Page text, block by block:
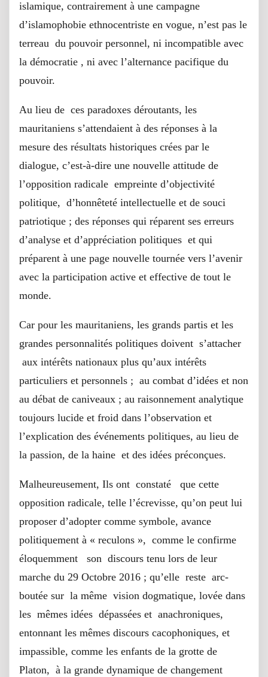
islamique, contrairement à une campagne
d’islamophobie ethnocentriste en vogue, n’est pas le
terreau du pouvoir personnel, ni incompatible avec
la démocratie , ni avec l’alternance pacifique du
pouvoir.
Au lieu de ces paradoxes déroutants, les
mauritaniens s’attendaient à des réponses à la
mesure des résultats historiques crées par le
dialogue, c’est-à-dire une nouvelle attitude de
l’opposition radicale empreinte d’objectivité
politique, d’honnêteté intellectuelle et de souci
patriotique ; des réponses qui réparent ses erreurs
d’analyse et d’appréciation politiques et qui
préparent à une page nouvelle tournée vers l’avenir
avec la participation active et effective de tout le
monde.
Car pour les mauritaniens, les grands partis et les
grandes personnalités politiques doivent s’attacher
aux intérêts nationaux plus qu’aux intérêts
particuliers et personnels ; au combat d’idées et non
au débat de caniveaux ; au raisonnement analytique
toujours lucide et froid dans l’observation et
l’explication des événements politiques, au lieu de
la passion, de la haine et des idées préconçues.
Malheureusement, Ils ont constaté que cette
opposition radicale, telle l’écrevisse, qu’on peut lui
proposer d’adopter comme symbole, avance
politiquement à « reculons », comme le confirme
éloquemment son discours tenu lors de leur
marche du 29 Octobre 2016 ; qu’elle reste arc-
boutée sur la même vision dogmatique, lovée dans
les mêmes idées dépassées et anachroniques,
entonnant les mêmes discours cacophoniques, et
impassible, comme les enfants de la grotte de
Platon, à la grande dynamique de changement